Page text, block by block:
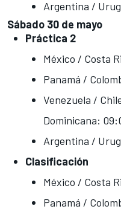
Argentina /
Sábado 30 de mayo
Práctica 2
México / Costa
Panamá /
Venezuela /
Dominicana:
Argentina /
Clasificación
México / Costa
Panamá /